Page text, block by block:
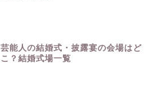
芸能人の結婚式・披露宴の会場はど
こ？結婚式場一覧